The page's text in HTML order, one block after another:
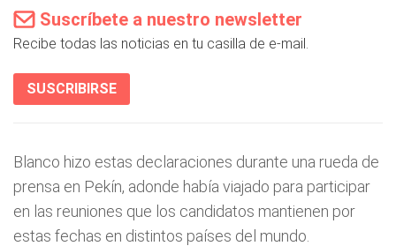
Suscríbete a nuestro newsletter
Recibe todas las noticias en tu casilla de e-mail.
SUSCRIBIRSE
Blanco hizo estas declaraciones durante una rueda de
prensa en Pekín, adonde había viajado para participar
en las reuniones que los candidatos mantienen por
estas fechas en distintos países del mundo.